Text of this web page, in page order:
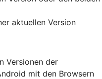
aktuellen Version
Versionen der
mit den Browsern